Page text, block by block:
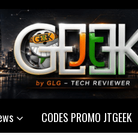
CODES PROMO JTGEEK